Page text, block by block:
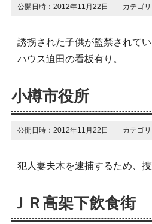
公開日時：2012年11月22日 カテゴリ
誘拐された子供が監禁されて
ハウス迫田の看板有り。
小樽市役所
公開日時：2012年11月22日 カテゴリ
犯人妻夫木を逮捕するため、
ＪＲ高架下飲食街